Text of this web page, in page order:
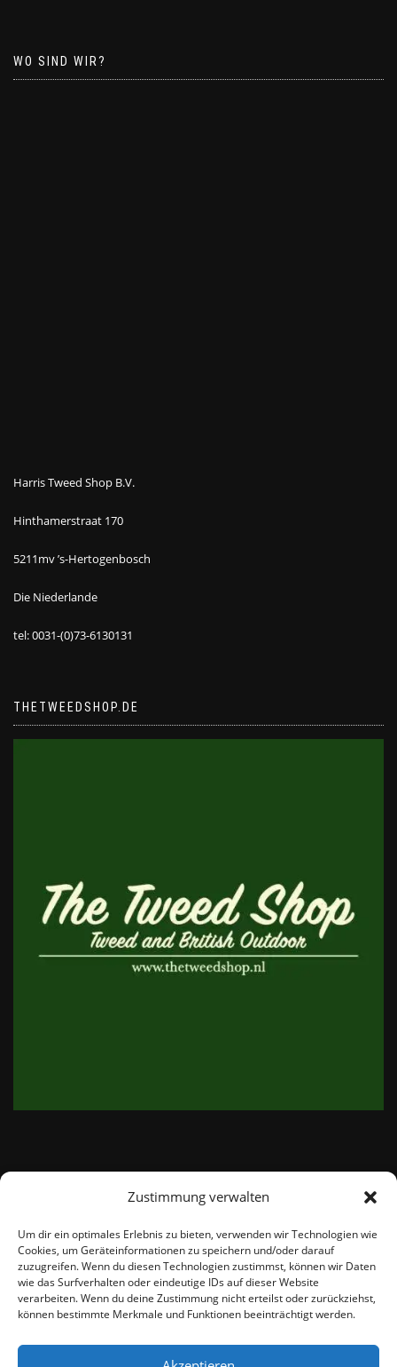
Zustimmung verwalten
Um dir ein optimales Erlebnis zu bieten, verwenden wir Technologien wie
Cookies, um Geräteinformationen zu speichern und/oder darauf
zuzugreifen. Wenn du diesen Technologien zustimmst, können wir Daten
wie das Surfverhalten oder eindeutige IDs auf dieser Website
verarbeiten. Wenn du deine Zustimmung nicht erteilst oder zurückziehst,
können bestimmte Merkmale und Funktionen beeinträchtigt werden.
WO SIND WIR?
Harris Tweed Shop B.V.
Hinthamerstraat 170
5211mv ’s-Hertogenbosch
Die Niederlande
tel: 0031-(0)73-6130131
THETWEEDSHOP.DE
email: info@thetweedshop.de
Kvk Nummer: 88959732
MWSnr: NL864836247B01